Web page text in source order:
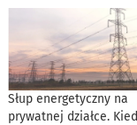
Słup energetyczny na
prywatnej działce.